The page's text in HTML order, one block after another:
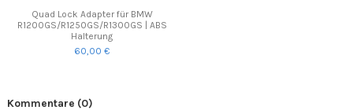
Quad Lock Adapter für BMW
R1200GS/R1250GS/R1300GS | ABS
Halterung
60,00 €
Kommentare (0)